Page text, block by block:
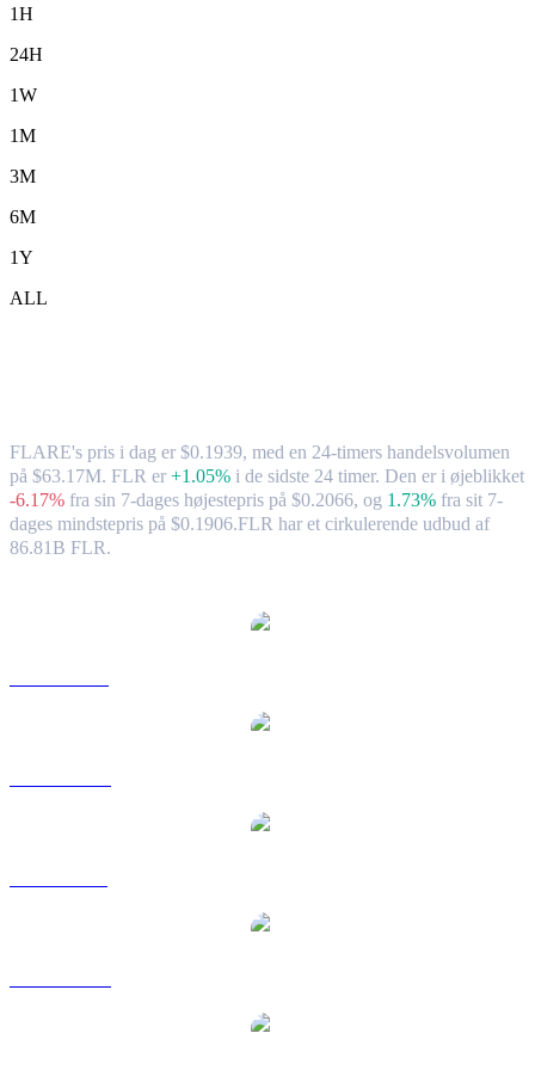
1H
24H
1W
1M
3M
6M
1Y
ALL
FLARE's pris i dag er $0.1939, med en 24-timers handelsvolumen
på $63.17M. FLR er +1.05% i de sidste 24 timer. Den er i øjeblikket
-6.17% fra sin 7-dages højestepris på $0.2066, og 1.73% fra sit 7-
dages mindstepris på $0.1906.FLR har et cirkulerende udbud af
86.81B FLR.